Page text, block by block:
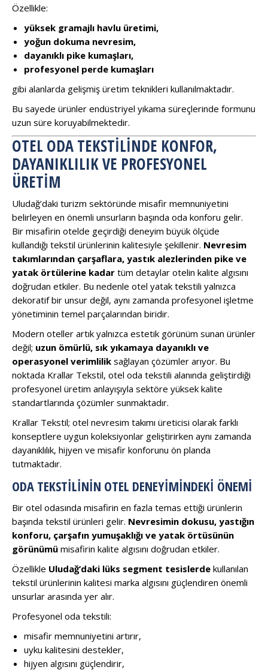
Özellikle:
yüksek gramajlı havlu üretimi,
yoğun dokuma nevresim,
dayanıklı pike kumaşları,
profesyonel perde kumaşları
gibi alanlarda gelişmiş üretim teknikleri kullanılmaktadır.
Bu sayede ürünler endüstriyel yıkama süreçlerinde formunu
uzun süre koruyabilmektedir.
OTEL ODA TEKSTILINDE KONFOR,
DAYANIKLILIK VE PROFESYONEL
ÜRETIM
Uludağ’daki turizm sektöründe misafir memnuniyetini
belirleyen en önemli unsurların başında oda konforu gelir.
Bir misafirin otelde geçirdiği deneyim büyük ölçüde
kullandığı tekstil ürünlerinin kalitesiyle şekillenir. Nevresim
takımlarından çarşaflara, yastık alezlerinden pike ve
yatak örtülerine kadar tüm detaylar otelin kalite algısını
doğrudan etkiler. Bu nedenle otel yatak tekstili yalnızca
dekoratif bir unsur değil, aynı zamanda profesyonel işletme
yönetiminin temel parçalarından biridir.
Modern oteller artık yalnızca estetik görünüm sunan ürünler
değil; uzun ömürlü, sık yıkamaya dayanıklı ve
operasyonel verimlilik sağlayan çözümler arıyor. Bu
noktada Krallar Tekstil, otel oda tekstili alanında geliştirdiği
profesyonel üretim anlayışıyla sektöre yüksek kalite
standartlarında çözümler sunmaktadır.
Krallar Tekstil; otel nevresim takımı üreticisi olarak farklı
konseptlere uygun koleksiyonlar geliştirirken aynı zamanda
dayanıklılık, hijyen ve misafir konforunu ön planda
tutmaktadır.
ODA TEKSTILININ OTEL DENEYIMINDEKI ÖNEMI
Bir otel odasında misafirin en fazla temas ettiği ürünlerin
başında tekstil ürünleri gelir. Nevresimin dokusu, yastığın
konforu, çarşafın yumuşaklığı ve yatak örtüsünün
görünümü misafirin kalite algısını doğrudan etkiler.
Özellikle Uludağ’daki lüks segment tesislerde kullanılan
tekstil ürünlerinin kalitesi marka algısını güçlendiren önemli
unsurlar arasında yer alır.
Profesyonel oda tekstili:
misafir memnuniyetini artırır,
uyku kalitesini destekler,
hijyen algısını güçlendirir,